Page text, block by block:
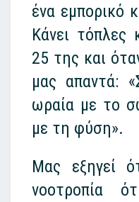
ένα εμπορικό
Κάνει τόπλες
25 της και
μας απαντά:
ωραία με το
με τη φύση».
Μας εξηγεί
νοοτροπία